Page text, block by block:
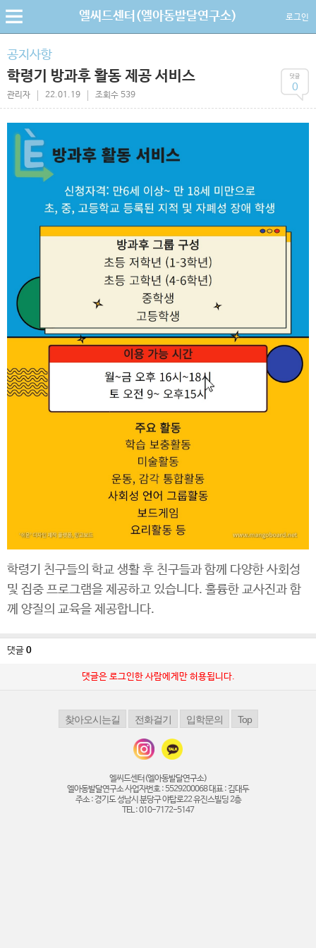
엘씨드센터(엘아동발달연구소) 로그인
공지사항
학령기 방과후 활동 제공 서비스
관리자 22.01.19 조회수 539
0
학령기 친구들의 학교 생활 후 친구들과 함께 다양한 사회성
및 집중 프로그램을 제공하고 있습니다. 훌륭한 교사진과 함
께 양질의 교육을 제공합니다.
댓글 0
댓글은 로그인한 사람에게만 허용됩니다.
엘씨드센터(엘아동발달연구소)
엘아동발달연구소 사업자번호 : 5529200068 대표 : 김대두
주소 : 경기도 성남시 분당구 야탑로22 유진스빌딩 2층
TEL : 010-7172-5147